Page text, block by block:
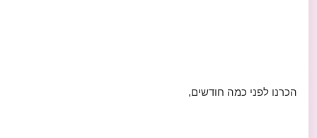
הכרנו לפני כמה חודשים,